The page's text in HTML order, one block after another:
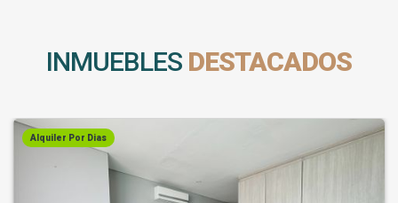
INMUEBLES DESTACADOS
Alquiler Por Dias